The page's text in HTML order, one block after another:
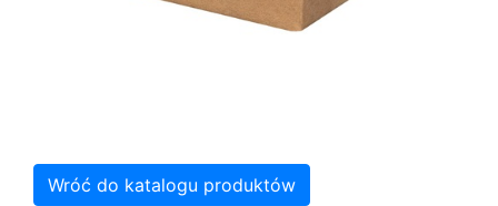
Wróć do katalogu produktów